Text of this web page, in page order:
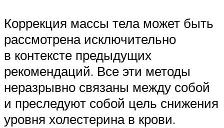
Коррекция массы тела может быть
рассмотрена исключительно
в контексте предыдущих
рекомендаций. Все эти методы
неразрывно связаны между собой
и преследуют собой цель снижения
уровня холестерина в крови.